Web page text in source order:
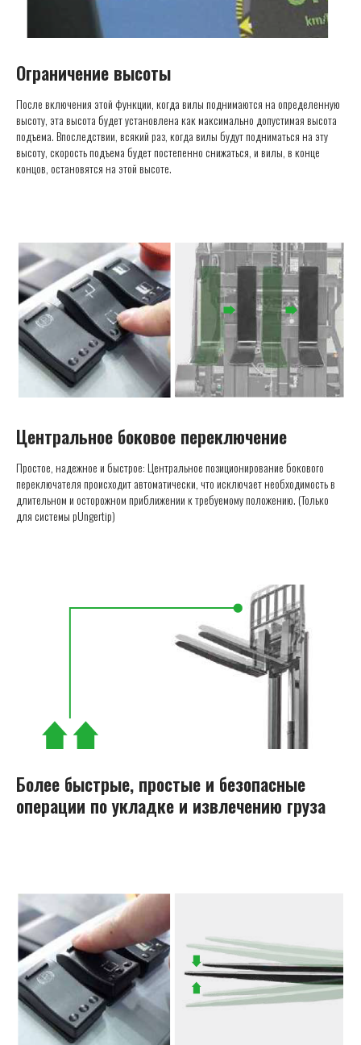
Ограничение высоты
После включения этой функции, когда вилы поднимаются на определенную
высоту, эта высота будет установлена как максимально допустимая высота
подъема. Впоследствии, всякий раз, когда вилы будут подниматься на эту
высоту, скорость подъема будет постепенно снижаться, и вилы, в конце
концов, остановятся на этой высоте.
Центральное боковое переключение
Простое, надежное и быстрое: Центральное позиционирование бокового
переключателя происходит автоматически, что исключает необходимость в
длительном и осторожном приближении к требуемому положению. (Только
для системы pUngertip)
Более быстрые, простые и безопасные
операции по укладке и извлечению груза